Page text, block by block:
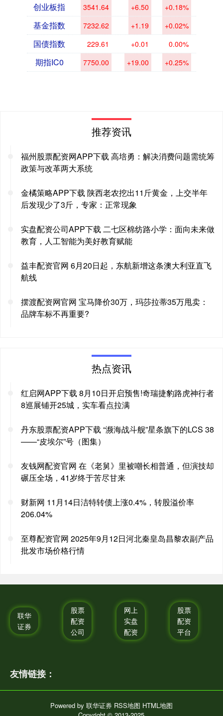
创业板指 3541.64 +6.50 +0.18%
基金指数 7232.62 +1.19 +0.02%
国债指数 229.61 +0.01 0.00%
期指IC0 7750.00 +19.00 +0.25%
推荐资讯
福州股票配资网APP下载 高培勇：解决消费问题需统筹
政策与改革两大系统
金橘策略APP下载 陕西老农挖出11斤黄金，上交半年
后发现少了3斤，专家：正常现象
实盘配资公司APP下载 二七区棉纺路小学：面向未来做
教育，人工智能为美好教育赋能
益丰配资官网 6月20日起，东航新增这条澳大利亚直飞
航线
摆渡配资网官网 宝马降价30万，玛莎拉蒂35万甩卖：
品牌车标不再重要?
热点资讯
红启网APP下载 8月10日开启预售!奇瑞捷豹路虎神行者
8巡展铺开25城，实车看点拉满
丹东股票配资APP下载 “濒海战斗舰”星条旗下的LCS 38
——“皮埃尔”号（图集）
友钱网配资官网 在《老舅》里被嘲长相普通，但演技却
碾压全场，41岁终于苦尽甘来
财新网 11月14日洁特转债上涨0.4%，转股溢价率
206.04%
至尊配资官网 2025年9月12日河北秦皇岛昌黎农副产品
批发市场价格行情
联华
证券
股票
配资
公司
网上
实盘
配资
股票
配资
平台
友情链接：
Powered by 联华证券 RSS地图 HTML地图